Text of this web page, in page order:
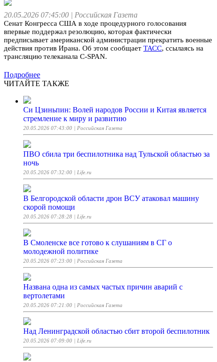
20.05.2026 07:45:00 | Российская Газета
Сенат Конгресса США в ходе процедурного голосования
впервые поддержал резолюцию, которая фактически
предписывает американской администрации прекратить военные
действия против Ирана. Об этом сообщает ТАСС, ссылаясь на
трансляцию телеканала C-SPAN.
Подробнее
ЧИТАЙТЕ ТАКЖЕ
Си Цзиньпин: Волей народов России и Китая является
стремление к миру и развитию
20.05.2026 07:43:00 | Российская Газета
ПВО сбила три беспилотника над Тульской областью за
ночь
20.05.2026 07:32:00 | Life.ru
В Белгородской области дрон ВСУ атаковал машину
скорой помощи
20.05.2026 07:28:28 | Life.ru
В Смоленске все готово к слушаниям в СГ о
молодежной политике
20.05.2026 07:23:00 | Российская Газета
Названа одна из самых частых причин аварий с
вертолетами
20.05.2026 07:21:00 | Российская Газета
Над Ленинградской областью сбит второй беспилотник
20.05.2026 07:09:00 | Life.ru